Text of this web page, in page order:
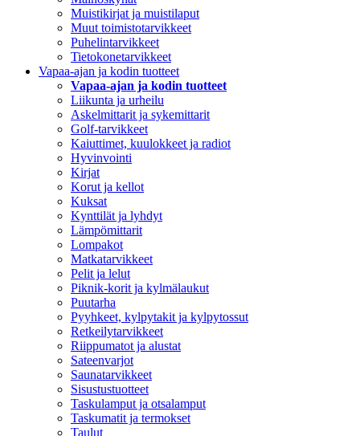
Muistikirjat ja muistilaput
Muut toimistotarvikkeet
Puhelintarvikkeet
Tietokonetarvikkeet
Vapaa-ajan ja kodin tuotteet
Vapaa-ajan ja kodin tuotteet
Liikunta ja urheilu
Askelmittarit ja sykemittarit
Golf-tarvikkeet
Kaiuttimet, kuulokkeet ja radiot
Hyvinvointi
Kirjat
Korut ja kellot
Kuksat
Kynttilät ja lyhdyt
Lämpömittarit
Lompakot
Matkatarvikkeet
Pelit ja lelut
Piknik-korit ja kylmälaukut
Puutarha
Pyyhkeet, kylpytakit ja kylpytossut
Retkeilytarvikkeet
Riippumatot ja alustat
Sateenvarjot
Saunatarvikkeet
Sisustustuotteet
Taskulamput ja otsalamput
Taskumatit ja termokset
Taulut